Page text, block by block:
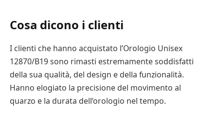
Cosa dicono i clienti
I clienti che hanno acquistato l’Orologio Unisex
12870/B19 sono rimasti estremamente soddisfatti
della sua qualità, del design e della funzionalità.
Hanno elogiato la precisione del movimento al
quarzo e la durata dell’orologio nel tempo.